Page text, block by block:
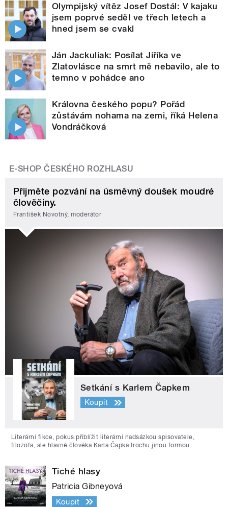
Olympijský vítěz Josef Dostál: V kajaku
jsem poprvé seděl ve třech letech a
hned jsem se cvakl
Ján Jackuliak: Posílat Jiříka ve
Zlatovlásce na smrt mě nebavilo, ale to
temno v pohádce ano
Královna českého popu? Pořád
zůstávám nohama na zemi, říká Helena
Vondráčková
E-SHOP ČESKÉHO ROZHLASU
Přijměte pozvání na úsměvný doušek moudré
člověčiny.
František Novotný, moderátor
Setkání s Karlem Čapkem
Koupit
Literární fikce, pokus přiblížit literární nadsázkou spisovatele,
filozofa, ale hlavně člověka Karla Čapka trochu jinou formou.
Tiché hlasy
Patricia Gibneyová
Koupit